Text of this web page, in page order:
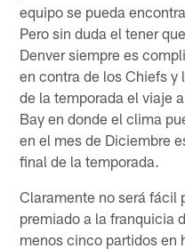
equipo se pueda
Pero sin duda el tener
Denver siempre es
en contra de los Chiefs y
de la temporada el viaje
Bay en donde el clima
en el mes de Diciembre
final de la temporada.
Claramente no será fácil
premiado a la franquicia
menos cinco partidos en